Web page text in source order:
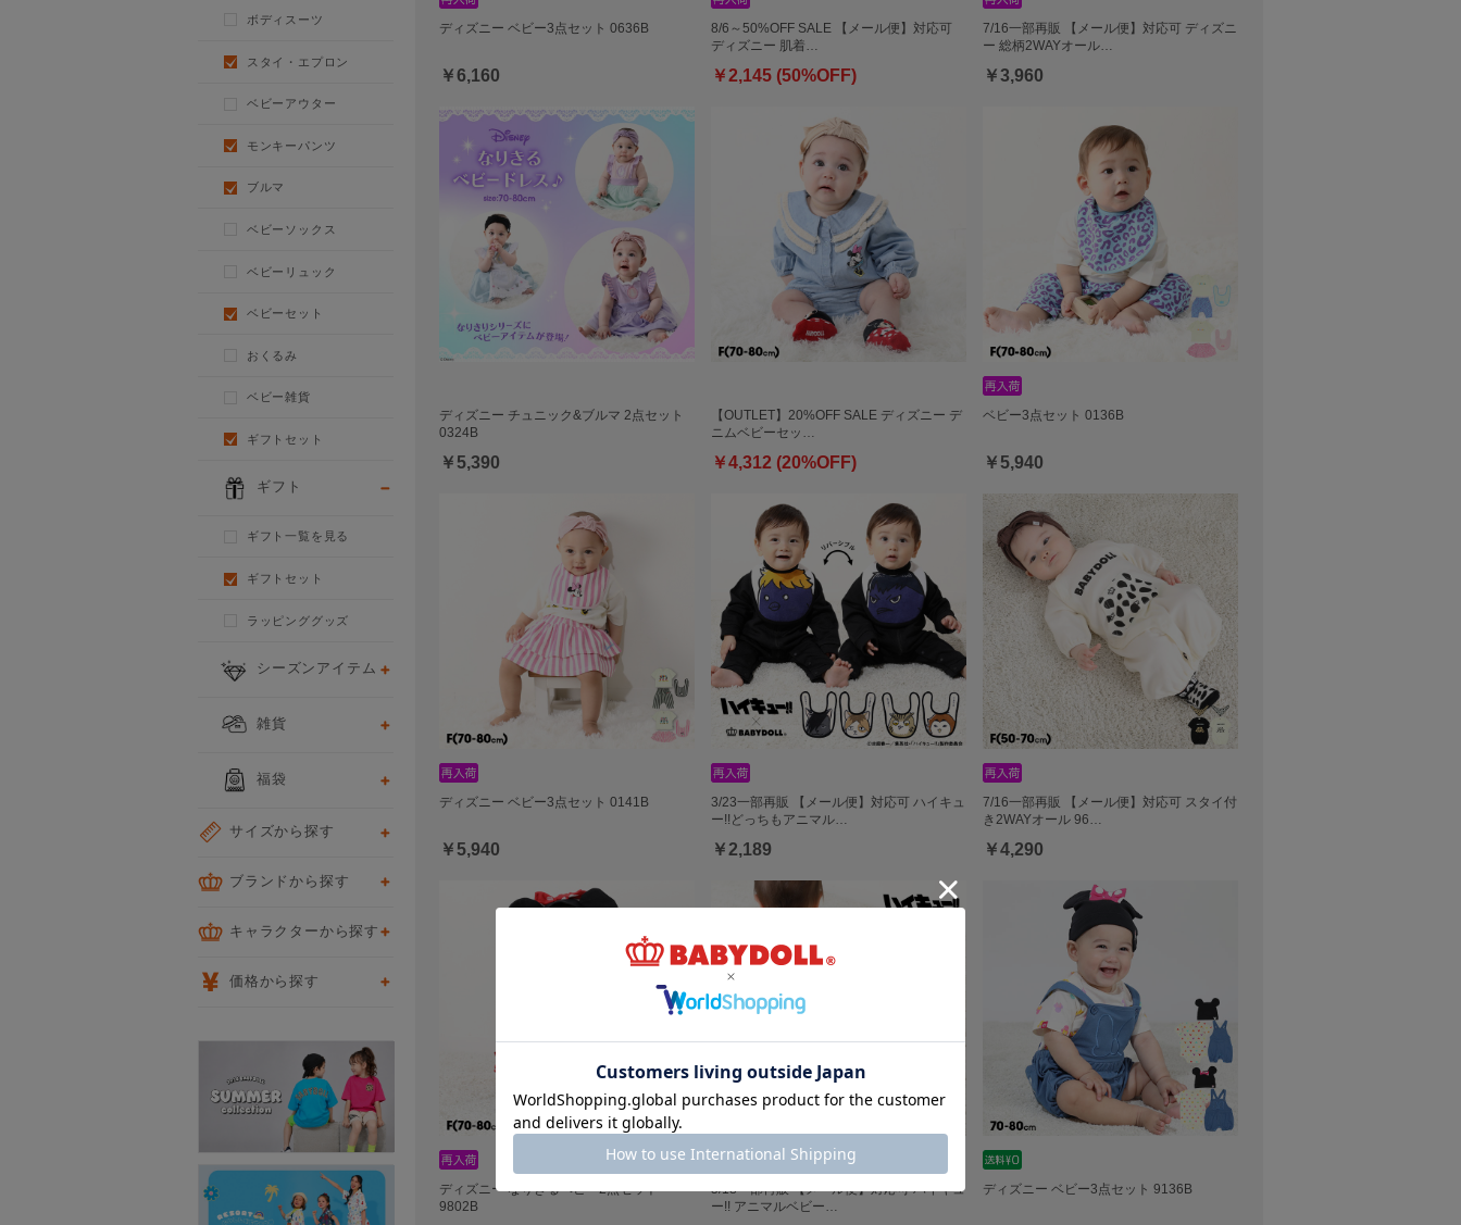
ディズニー ベビー3点セット 0636B
￥6,160
8/6～50%OFF SALE 【メール便】対応可
ディズニー 肌着…
￥2,145 (50%OFF)
7/16一部再販 【メール便】対応可 ディズニ
ー 総柄2WAYオール…
￥3,960
ディズニー チュニック&ブルマ 2点セット
0324B
￥5,390
【OUTLET】20%OFF SALE ディズニー デ
ニムベビーセッ…
￥4,312 (20%OFF)
ベビー3点セット 0136B
￥5,940
ディズニー ベビー3点セット 0141B
￥5,940
3/23一部再販 【メール便】対応可 ハイキュ
ー!!どっちもアニマル…
￥2,189
7/16一部再販 【メール便】対応可 スタイ付
き2WAYオール 96…
￥4,290
ディズニー なりきるベビー2点セット
9802B
5/18一部再販 【メール便】対応可 ハイキュ
ー!! アニマルベビー…
ディズニー ベビー3点セット 9136B
ボディスーツ
スタイ・エプロン
ベビーアウター
モンキーパンツ
ブルマ
ベビーソックス
ベビーリュック
ベビーセット
おくるみ
ベビー雑貨
ギフトセット
ギフト
ギフト一覧を見る
ギフトセット
ラッピンググッズ
シーズンアイテム
雑貨
福袋
サイズから探す
ブランドから探す
キャラクターから探す
価格から探す